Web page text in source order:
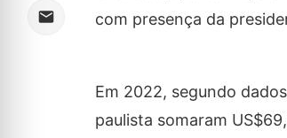
com presença da
Em 2022, segundo
paulista somaram